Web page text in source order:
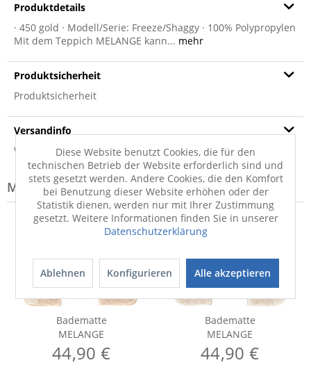
Produktdetails
· 450 gold · Modell/Serie: Freeze/Shaggy · 100% Polypropylen
Mit dem Teppich MELANGE kann... mehr
Produktsicherheit
Produktsicherheit
Versandinfo
Weitere Informationen zum Versand...
Modell-Familie: MELANGE
Badematte
MELANGE
44,90 €
Badematte
MELANGE
44,90 €
Diese Website benutzt Cookies, die für den
technischen Betrieb der Website erforderlich sind und
stets gesetzt werden. Andere Cookies, die den Komfort
bei Benutzung dieser Website erhöhen oder der
Statistik dienen, werden nur mit Ihrer Zustimmung
gesetzt. Weitere Informationen finden Sie in unserer
Datenschutzerklärung
Ablehnen Konfigurieren Alle akzeptieren